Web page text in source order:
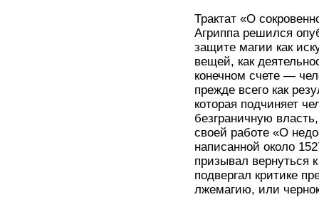
Трактат «О
Агриппа решился
защите магии как
вещей, как
конечном счете —
прежде всего как
которая подчиняет
безграничную
своей работе «О
написанной около
призывал вернуться
подвергал критике
лжемагию, или